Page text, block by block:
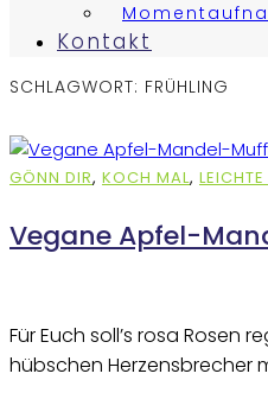
Kontakt
SCHLAGWORT: FRÜHLING
GÖNN DIR, KOCH MAL,
Vegane Apfel-
Für Euch soll’s rosa Rosen
hübschen Herzensbrecher